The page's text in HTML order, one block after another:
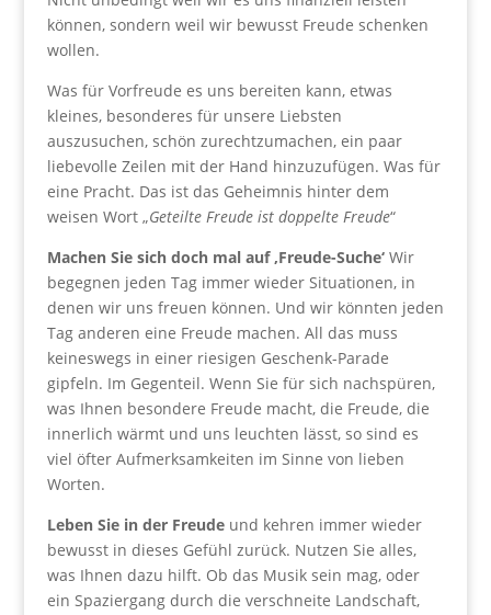
können, sondern weil wir bewusst Freude schenken
wollen.
Was für Vorfreude es uns bereiten kann, etwas
kleines, besonderes für unsere Liebsten
auszusuchen, schön zurechtzumachen, ein paar
liebevolle Zeilen mit der Hand hinzuzufügen. Was für
eine Pracht. Das ist das Geheimnis hinter dem
weisen Wort „Geteilte Freude ist doppelte Freude“
Machen Sie sich doch mal auf ‚Freude-Suche‘ Wir
begegnen jeden Tag immer wieder Situationen, in
denen wir uns freuen können. Und wir könnten jeden
Tag anderen eine Freude machen. All das muss
keineswegs in einer riesigen Geschenk-Parade
gipfeln. Im Gegenteil. Wenn Sie für sich nachspüren,
was Ihnen besondere Freude macht, die Freude, die
innerlich wärmt und uns leuchten lässt, so sind es
viel öfter Aufmerksamkeiten im Sinne von lieben
Worten.
Leben Sie in der Freudeund kehren immer wieder
bewusst in dieses Gefühl zurück. Nutzen Sie alles,
was Ihnen dazu hilft. Ob das Musik sein mag, oder
ein Spaziergang durch die verschneite Landschaft,